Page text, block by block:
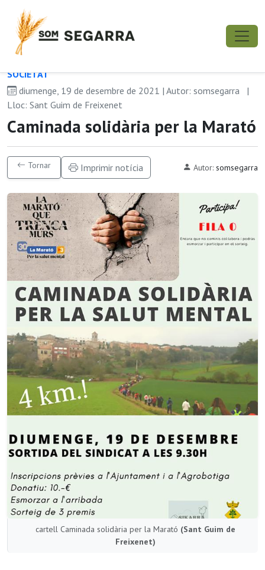
SOCIETAT
diumenge, 19 de desembre de 2021 | Autor: somsegarra
|
Lloc: Sant Guim de Freixenet
Caminada solidària per la Marató
Tornar Imprimir notícia Autor: somsegarra
cartell Caminada solidària per la Marató (Sant Guim de
Freixenet)